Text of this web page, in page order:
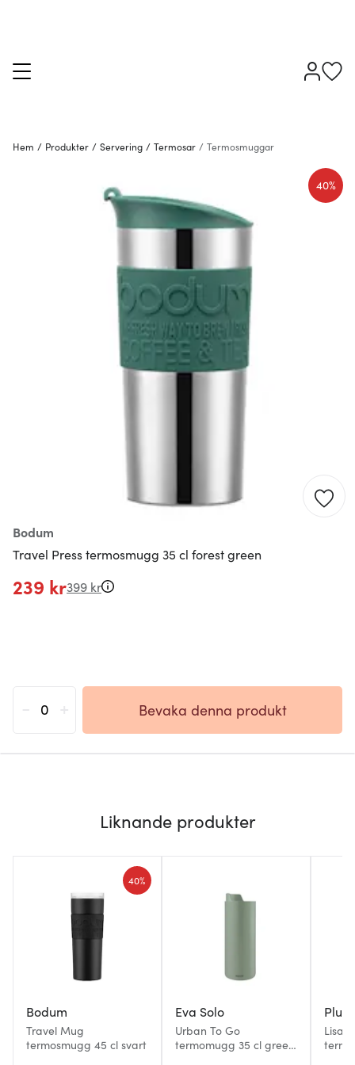
Hem / Produkter / Servering / Termosar / Termosmuggar
Bodum
Travel Press termosmugg 35 cl forest green
40%
239 kr399 kr
Bevaka denna produkt
Liknande produkter
Bodum
Travel Mug
termosmugg 45 cl svart
40%
Eva Solo
Urban To Go
termomugg 35 cl green
Pluto
Lisa